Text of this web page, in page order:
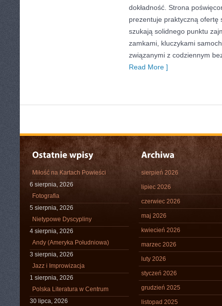
dokładność. Strona
prezentuje praktyczną ofertę
szukają solidnego punktu
zamkami, kluczykami
związanymi z codziennym
Read More ]
Miłość na Kartach Powieści
6 sierpnia, 2026
Fotografia
5 sierpnia, 2026
Nietypowe Dyscypliny
4 sierpnia, 2026
Andy (Ameryka Południowa)
3 sierpnia, 2026
Jazz i Improwizacja
1 sierpnia, 2026
Polska Literatura w Centrum
30 lipca, 2026
sierpień 2026
lipiec 2026
czerwiec 2026
maj 2026
kwiecień 2026
marzec 2026
luty 2026
styczeń 2026
grudzień 2025
listopad 2025